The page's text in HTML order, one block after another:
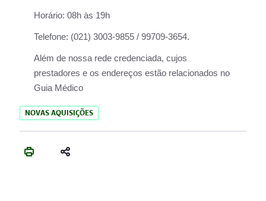
Horário: 08h às 19h
Telefone: (021) 3003-9855 / 99709-3654.
Além de nossa rede credenciada, cujos
prestadores e os endereços estão relacionados no
Guia Médico
NOVAS AQUISIÇÕES